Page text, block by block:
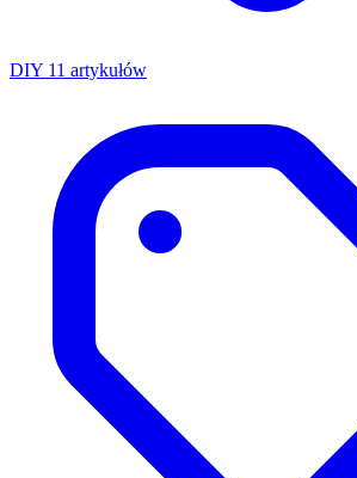
DIY 11 artykułów